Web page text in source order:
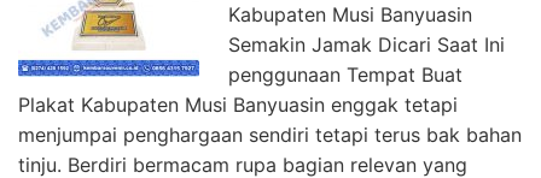
Kabupaten Musi Banyuasin
Semakin Jamak Dicari Saat Ini
penggunaan Tempat Buat
Plakat Kabupaten Musi Banyuasin enggak tetapi
menjumpai penghargaan sendiri tetapi terus bak bahan
tinju. Berdiri bermacam rupa bagian relevan yang